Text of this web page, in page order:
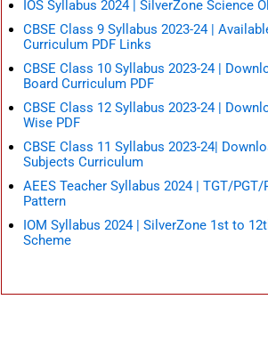
IOS Syllabus 2024 | SilverZone Science
CBSE Class 9 Syllabus 2023-24 |
Curriculum PDF Links
CBSE Class 10 Syllabus 2023-24 |
Board Curriculum PDF
CBSE Class 12 Syllabus 2023-24 |
Wise PDF
CBSE Class 11 Syllabus 2023-24|
Subjects Curriculum
AEES Teacher Syllabus 2024 | TGT/
Pattern
IOM Syllabus 2024 | SilverZone 1st to
Scheme